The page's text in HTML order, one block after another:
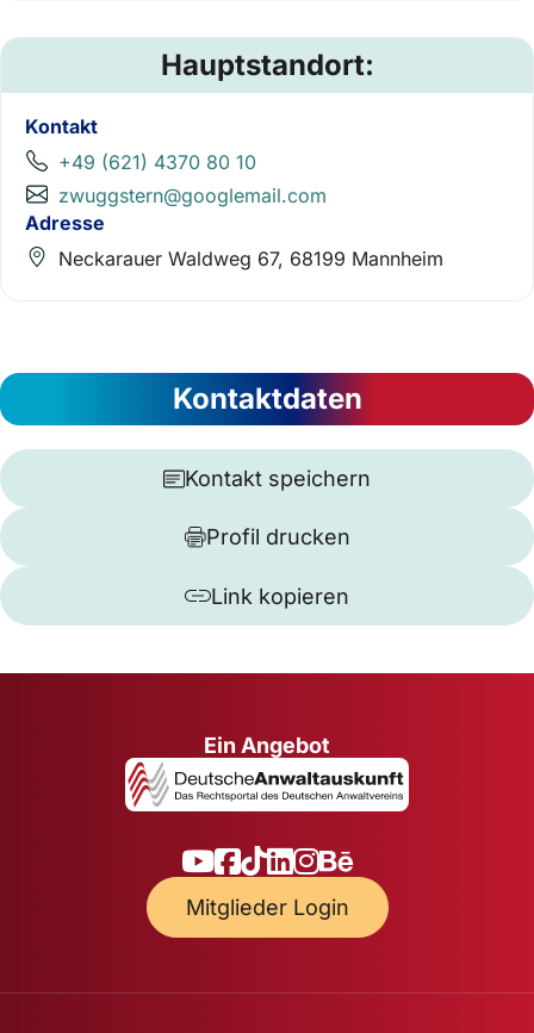
Hauptstandort:
Kontakt
+49 (621) 4370 80 10
zwuggstern@googlemail.com
Adresse
Neckarauer Waldweg 67, 68199 Mannheim
Kontaktdaten
Kontakt speichern
Profil drucken
Link kopieren
Ein Angebot
Mitglieder Login